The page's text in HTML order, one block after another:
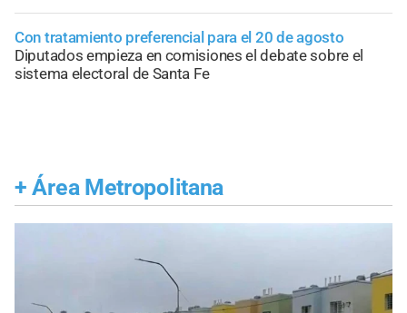
Con tratamiento preferencial para el 20 de agosto
Diputados empieza en comisiones el debate sobre el
sistema electoral de Santa Fe
+ Área Metropolitana